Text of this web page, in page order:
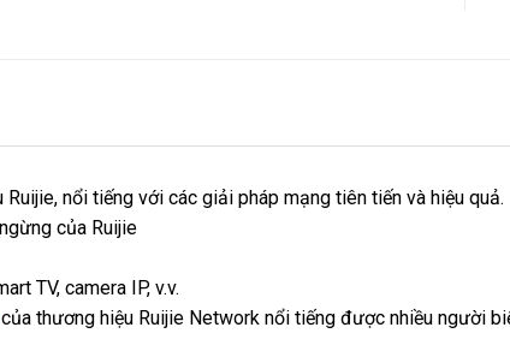
nổi tiếng với các giải pháp mạng tiên tiến và hiệu quả.
của Ruijie
TV, camera IP, v.v.
của thương hiệu Ruijie Network nổi tiếng được nhiều người